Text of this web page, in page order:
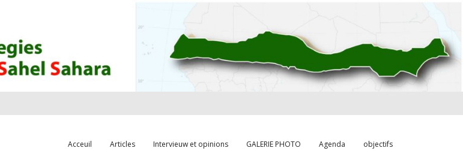
Acceuil Articles Intervieuw et opinions GALERIE PHOTO Agenda objectifs